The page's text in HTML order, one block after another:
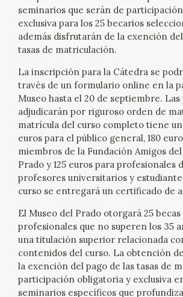
seminarios que serán de
exclusiva para los 25 becarios
además disfrutarán de la exención
tasas de matriculación.
La inscripción para la Cátedra se
través de un formulario online en la
Museo hasta el 20 de septiembre. Las
adjudicarán por riguroso orden de
matrícula del curso completo tiene
euros para el público general, 180
miembros de la Fundación Amigos
Prado y 125 euros para profesionales
profesores universitarios y
curso se entregará un certificado de
El Museo del Prado otorgará 25
profesionales que no superen los 35
una titulación superior relacionada
contenidos del curso. La obtención
la exención del pago de las tasas de
participación obligatoria y exclusiva
seminarios específicos que